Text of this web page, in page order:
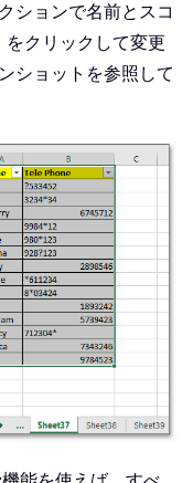
ションで名前とスコ
をクリックして変更
ショットを参照して